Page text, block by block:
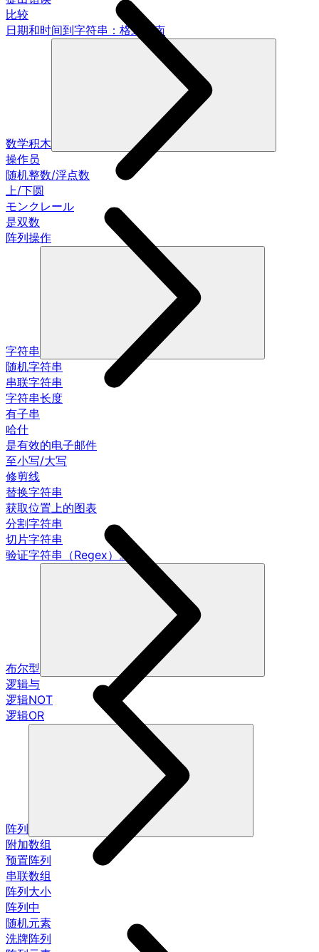
比较
日期和时间到字符串：格式指南
数学积木
操作员
随机整数/浮点数
上/下圆
モンクレール
是双数
阵列操作
字符串
随机字符串
串联字符串
字符串长度
有子串
哈什
是有效的电子邮件
至小写/大写
修剪线
替换字符串
获取位置上的图表
分割字符串
切片字符串
验证字符串（Regex）。
布尔型
逻辑与
逻辑NOT
逻辑OR
阵列
附加数组
预置阵列
串联数组
阵列大小
阵列中
随机元素
洗牌阵列